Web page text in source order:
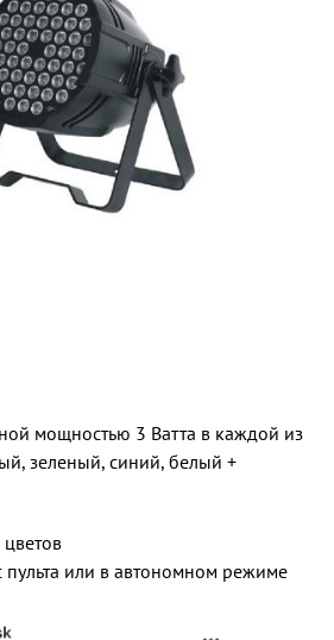
мощностью 3 Ватта в каждой из
зеленый, синий, белый +
пульта или в автономном режиме